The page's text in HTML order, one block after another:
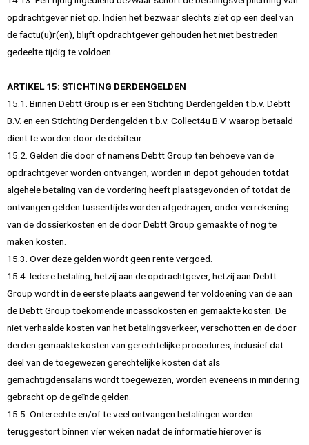
opdrachtgever niet op. Indien het bezwaar slechts ziet op een deel van
de factu(u)r(en), blijft opdrachtgever gehouden het niet bestreden
gedeelte tijdig te voldoen.
ARTIKEL 15: STICHTING DERDENGELDEN
15.1. Binnen Debtt Group is er een Stichting Derdengelden t.b.v. Debtt
B.V. en een Stichting Derdengelden t.b.v. Collect4u B.V. waarop betaald
dient te worden door de debiteur.
15.2. Gelden die door of namens Debtt Group ten behoeve van de
opdrachtgever worden ontvangen, worden in depot gehouden totdat
algehele betaling van de vordering heeft plaatsgevonden of totdat de
ontvangen gelden tussentijds worden afgedragen, onder verrekening
van de dossierkosten en de door Debtt Group gemaakte of nog te
maken kosten.
15.3. Over deze gelden wordt geen rente vergoed.
15.4. Iedere betaling, hetzij aan de opdrachtgever, hetzij aan Debtt
Group wordt in de eerste plaats aangewend ter voldoening van de aan
de Debtt Group toekomende incassokosten en gemaakte kosten. De
niet verhaalde kosten van het betalingsverkeer, verschotten en de door
derden gemaakte kosten van gerechtelijke procedures, inclusief dat
deel van de toegewezen gerechtelijke kosten dat als
gemachtigdensalaris wordt toegewezen, worden eveneens in mindering
gebracht op de geïnde gelden.
15.5. Onterechte en/of te veel ontvangen betalingen worden
teruggestort binnen vier weken nadat de informatie hierover is